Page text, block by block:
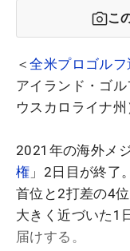
こ
＜全米プロゴル
アイランド・ゴ
ウスカロライナ
2021年の海外メ
権 」2日目が終了
首位と2打差の4
大きく近づいた1
届けする。